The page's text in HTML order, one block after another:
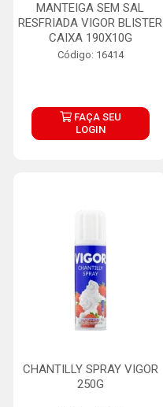
MANTEIGA SEM SAL
RESFRIADA VIGOR BLISTER
CAIXA 190X10G
Código: 16414
FAÇA SEU
LOGIN
CHANTILLY SPRAY VIGOR
250G